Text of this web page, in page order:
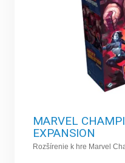
MARVEL
EXPANSION
Rozšírenie k hre Marvel